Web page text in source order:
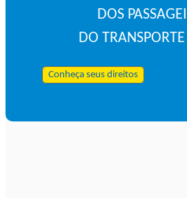
DOS
DO
Conheça seus direitos